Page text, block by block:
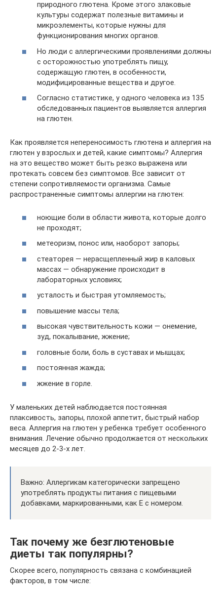
природного глютена. Кроме этого злаковые
культуры содержат полезные витамины и
микроэлементы, которые нужны для
функционирования многих органов.
Но люди с аллергическими проявлениями должны
с осторожностью употреблять пищу,
содержащую глютен, в особенности,
модифицированные вещества и другое.
Согласно статистике, у одного человека из 135
обследованных пациентов выявляется аллергия
на глютен.
Как проявляется непереносимость глютена и аллергия на
глютен у взрослых и детей, какие симптомы? Аллергия
на это вещество может быть резко выражена или
протекать совсем без симптомов. Все зависит от
степени сопротивляемости организма. Самые
распространенные симптомы аллергии на глютен:
ноющие боли в области живота, которые долго
не проходят;
метеоризм, понос или, наоборот запоры;
стеаторея — нерасщепленный жир в каловых
массах — обнаружение происходит в
лабораторных условиях;
усталость и быстрая утомляемость;
повышение массы тела;
высокая чувствительность кожи — онемение,
зуд, покалывание, жжение;
головные боли, боль в суставах и мышцах;
постоянная жажда;
жжение в горле.
У маленьких детей наблюдается постоянная
плаксивость, запоры, плохой аппетит, быстрый набор
веса. Аллергия на глютен у ребенка требует особенного
внимания. Лечение обычно продолжается от нескольких
месяцев до 2-3-х лет.
Важно: Аллергикам категорически запрещено
употреблять продукты питания с пищевыми
добавками, маркированными, как Е с номером.
Так почему же безглютеновые
диеты так популярны?
Скорее всего, популярность связана с комбинацией
факторов, в том числе: